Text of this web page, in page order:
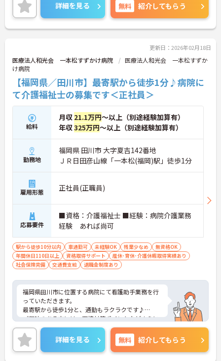
詳細を見る 無料 紹介してもらう
更新日：2026年02月18日
医療法人和光会 一本松すずかけ病院
医療法人和光会 一本松すずか
け病院
【福岡県／田川市】最寄駅から徒歩1分♪病院に
て介護福祉士の募集です＜正社員＞
給料
月収 21.1万円～以上（別途経験加算有）
年収325万円～以上（別途経験加算有）
勤務地
福岡県 田川市 大字夏吉142番地
ＪＲ日田彦山線「一本松(福岡)駅」徒歩1分
雇用形態 正社員(正職員)
応募要件
■資格：介護福祉士 ■経験：病院介護業務
経験 あれば尚可
駅から徒歩10分以内 車通勤可 未経験OK 残業少なめ
無資格OK
年間休日110日以上
資格取得サポート
産休･育休･介護休暇取得実績あり
社会保険完備
交通費支給 退職金制度あり
福岡県田川市に位置する病院にて看護助手業務を行
っていただきます。
最寄駅から徒歩1分と、通勤もラクラクです♪
ご興味のある方には、面接対策ポイントなどさらに
詳細をお話いたしますので、お気軽にご相談くださ
い。
詳細を見る 無料 紹介してもらう